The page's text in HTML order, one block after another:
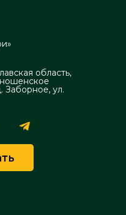
область,
Заборное, ул.